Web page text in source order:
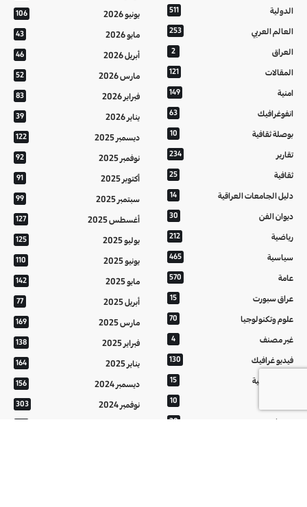
الدولية 511
العالم العربي 253
العراق 2
المقالات 121
امنية 149
انفوغرافيك 63
بوصلة ثقافية 10
تقارير 234
ثقافية 25
دليل الجامعات العراقية 14
ديوان الفن 30
رياضية 212
سياسية 465
عامة 570
عراق سبورت 15
علوم وتكنولوجيا 70
غير مصنف 4
فيديو غرافيك 130
معالم عراقية 15
10
منوعات 20
يونيو 2026 106
مايو 2026 43
أبريل 2026 46
مارس 2026 52
فبراير 2026 83
يناير 2026 39
ديسمبر 2025 122
نوفمبر 2025 92
أكتوبر 2025 91
سبتمبر 2025 99
أغسطس 2025 127
يوليو 2025 125
يونيو 2025 110
مايو 2025 142
أبريل 2025 77
مارس 2025 169
فبراير 2025 138
يناير 2025 164
ديسمبر 2024 156
نوفمبر 2024 303